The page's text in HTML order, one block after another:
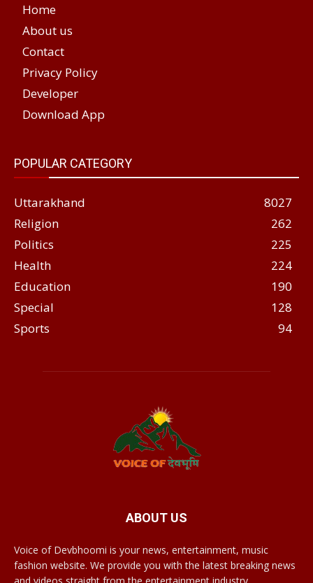
Home
About us
Contact
Privacy Policy
Developer
Download App
POPULAR CATEGORY
Uttarakhand
8027
Religion
262
Politics
225
Health
224
Education
190
Special
128
Sports
94
ABOUT US
Voice of Devbhoomi is your news, entertainment, music
fashion website. We provide you with the latest breaking news